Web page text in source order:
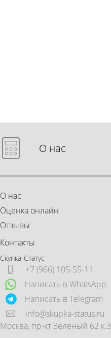
О нас
О нас
Оценка онлайн
Отзывы
Контакты
Скупка-Статус
+7 (966) 105-55-11
Написать в WhatsApp
Написать в Telegram
info@skupka-status.ru
Москва, пр-кт Зеленый 62 к.3